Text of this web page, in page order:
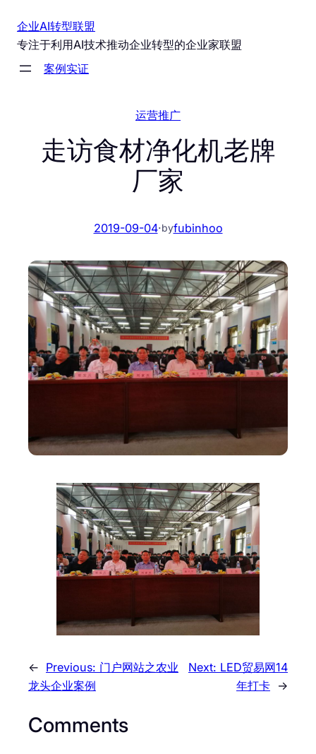
企业AI转型联盟
专注于利用AI技术推动企业转型的企业家联盟
案例实证
运营推广
走访食材净化机老牌
厂家
2019-09-04·byfubinhoo
← Previous: 门户网站之农业
龙头企业案例
Next: LED贸易网14
年打卡 →
Comments